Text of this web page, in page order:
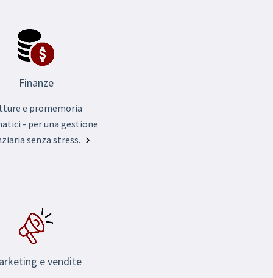
Finanze
e promemoria
- per una gestione
senza stress.
e vendite